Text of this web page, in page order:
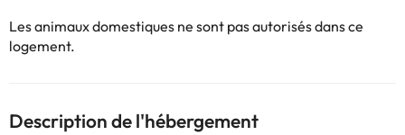
Les animaux domestiques ne sont pas autorisés dans ce
logement.
Description de l'hébergement